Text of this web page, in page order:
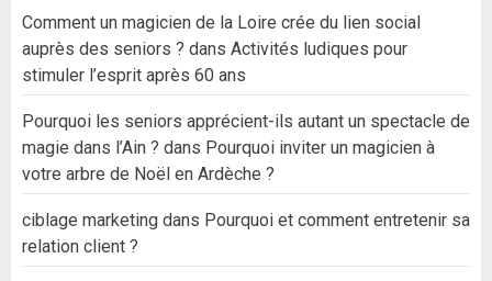
Comment un magicien de la Loire crée du lien social
auprès des seniors ? dans Activités ludiques pour
stimuler l’esprit après 60 ans
Pourquoi les seniors apprécient-ils autant un spectacle de
magie dans l’Ain ? dans Pourquoi inviter un magicien à
votre arbre de Noël en Ardèche ?
ciblage marketing dans Pourquoi et comment entretenir sa
relation client ?